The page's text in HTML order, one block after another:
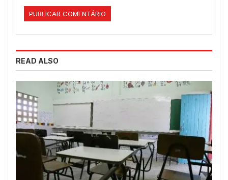
READ ALSO